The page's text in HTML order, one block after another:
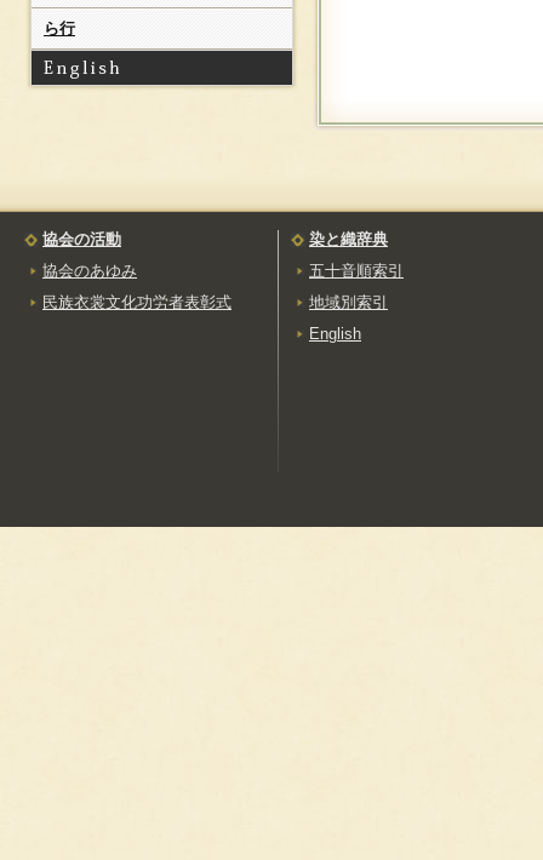
（きょうかのこ）
糸目友禅[手描友禅]
（いとめゆうぜん）
丹波布
（たんばふ）
ら行
協会の活動
協会のあゆみ
民族衣裳文化功労者表彰式
染と織辞典
五十音順索引
地域別索引
English